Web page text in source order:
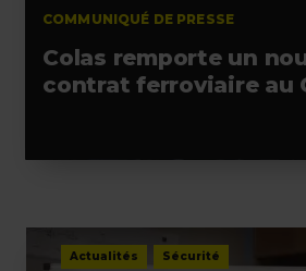
COMMUNIQUÉ DE PRESSE
Colas remporte un
contrat ferroviaire au
Actualités Sécurité